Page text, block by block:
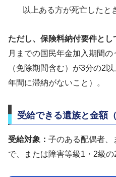
以上ある方が死亡したと
ただし、保険料納付要件とし
月までの国民年金加入期間
（免除期間含む）が3分の2
年間に滞納がないこと）。
受給できる遺族と金額（
受給対象： 子のある配偶者、
で、または障害等級1・2級の